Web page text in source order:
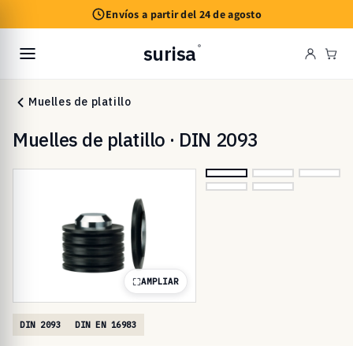
al contenido
Envíos a partir del 24 de agosto
surisa ®
Muelles de platillo
Muelles de platillo · DIN 2093
AMPLIAR
DIN 2093 DIN EN 16983